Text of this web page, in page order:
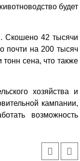
будет
Скошено 42 тысячи
почти на 200 тысяч
сена, что также
хозяйства и
кампании,
возможность
придется вам по душе, и вы